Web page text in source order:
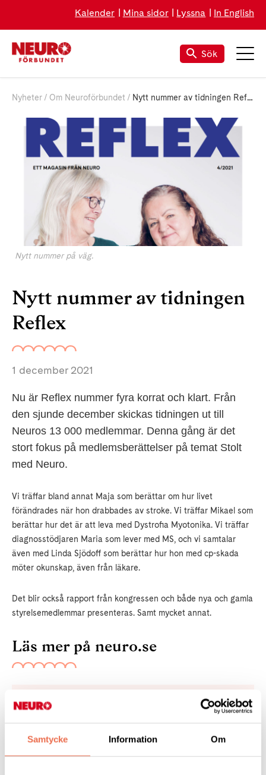
Samtycke Information Om
Kalender Mina sidor Lyssna In English
Sök
Nyheter Om Neuroförbundet Nytt nummer av tidningen Reflex
Nytt nummer på väg.
Nytt nummer av tidningen
Reflex
1 december 2021
Nu är Reflex nummer fyra korrat och klart. Från
den sjunde december skickas tidningen ut till
Neuros 13 000 medlemmar. Denna gång är det
stort fokus på medlemsberättelser på temat Stolt
med Neuro.
Vi träffar bland annat Maja som berättar om hur livet
förändrades när hon drabbades av stroke. Vi träffar Mikael som
berättar hur det är att leva med Dystrofia Myotonika. Vi träffar
diagnosstödjaren Maria som lever med MS, och vi samtalar
även med Linda Sjödoff som berättar hur hon med cp-skada
möter okunskap, även från läkare.
Det blir också rapport från kongressen och både nya och gamla
styrelsemedlemmar presenteras. Samt mycket annat.
Läs mer på neuro.se
Reflex - medlemstidningen
Gå med i Neuroförbundet